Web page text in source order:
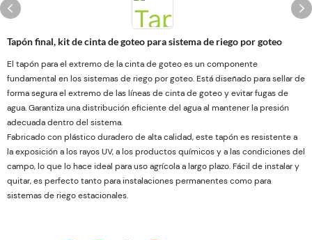
Tapón final, kit de cinta de goteo para sistema de riego por goteo
El tapón para el extremo de la cinta de goteo es un componente
fundamental en los sistemas de riego por goteo. Está diseñado para sellar de
forma segura el extremo de las líneas de cinta de goteo y evitar fugas de
agua. Garantiza una distribución eficiente del agua al mantener la presión
adecuada dentro del sistema.
Fabricado con plástico duradero de alta calidad, este tapón es resistente a
la exposición a los rayos UV, a los productos químicos y a las condiciones del
campo, lo que lo hace ideal para uso agrícola a largo plazo. Fácil de instalar y
quitar, es perfecto tanto para instalaciones permanentes como para
sistemas de riego estacionales.